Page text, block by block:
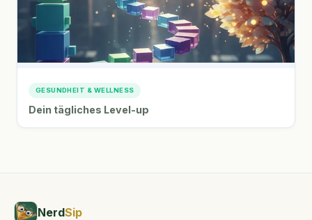
GESUNDHEIT & WELLNESS
Dein tägliches Level-up
NerdSip